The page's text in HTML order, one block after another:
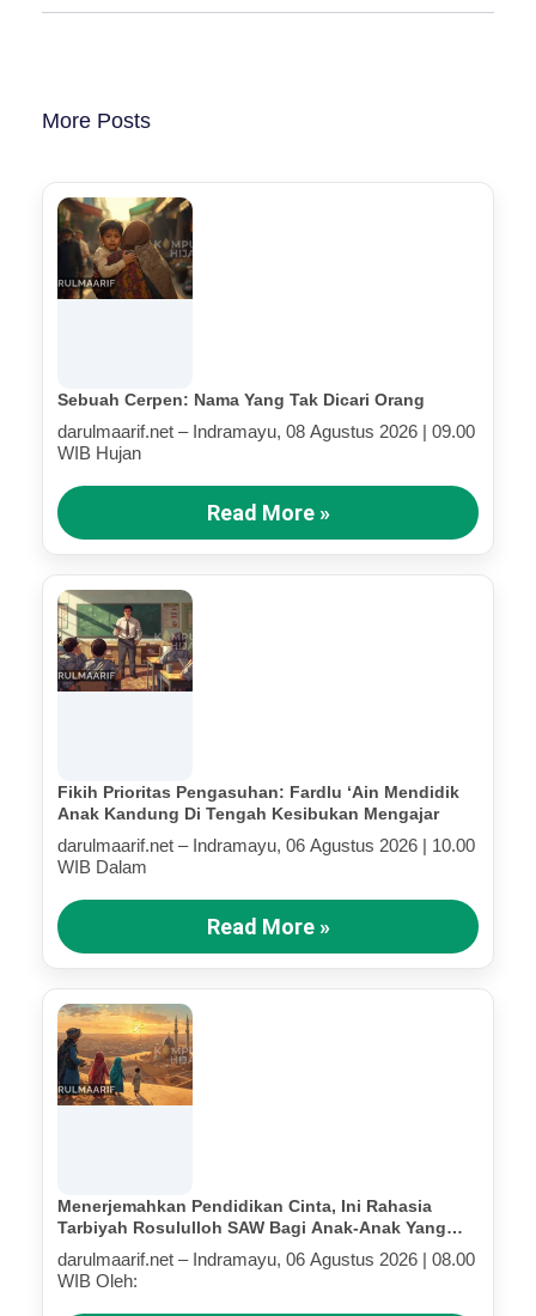
More Posts
Sebuah Cerpen: Nama Yang Tak Dicari Orang
darulmaarif.net – Indramayu, 08 Agustus 2026 | 09.00
WIB Hujan
Read More »
Fikih Prioritas Pengasuhan: Fardlu ‘Ain Mendidik
Anak Kandung Di Tengah Kesibukan Mengajar
darulmaarif.net – Indramayu, 06 Agustus 2026 | 10.00
WIB Dalam
Read More »
Menerjemahkan Pendidikan Cinta, Ini Rahasia
Tarbiyah Rosululloh SAW Bagi Anak-Anak Yang
Terluka (Bagian IV)
darulmaarif.net – Indramayu, 06 Agustus 2026 | 08.00
WIB Oleh: